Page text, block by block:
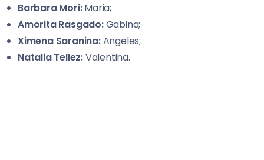
BarbaraMori:Maria;
Amorita Rasgado:Gabina;
Ximena Saranina:Angeles;
NataliaTellez:Valentina.